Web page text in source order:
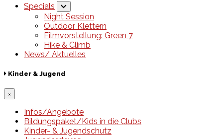
Specials
Night Session
Outdoor Klettern
Filmvorstellung: Green 7
Hike & Climb
News/ Aktuelles
Kinder & Jugend
×
Infos/Angebote
Bildungspaket/Kids in die Clubs
Kinder- & Jugendschutz